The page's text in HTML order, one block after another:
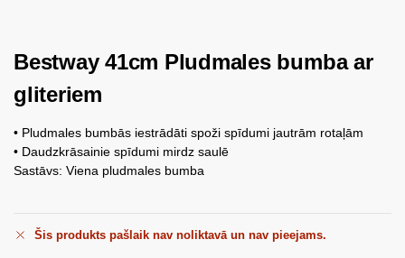
Bestway 41cm Pludmales bumba ar
gliteriem
• Pludmales bumbās iestrādāti spoži spīdumi jautrām rotaļām
• Daudzkrāsainie spīdumi mirdz saulē
Sastāvs: Viena pludmales bumba
Šis produkts pašlaik nav noliktavā un nav pieejams.